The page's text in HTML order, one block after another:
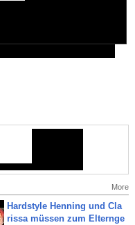
More
Hardstyle Henning und Cla
rissa müssen zum Elternge